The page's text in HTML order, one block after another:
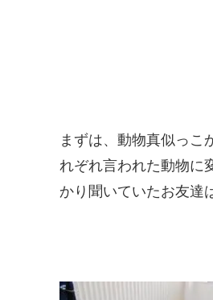
まずは、動物真似っ
れぞれ言われた動物に
かり聞いていたお友達